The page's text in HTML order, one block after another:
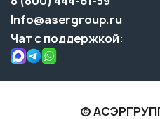
Info@asergroup.ru
Чат с поддержкой:
©